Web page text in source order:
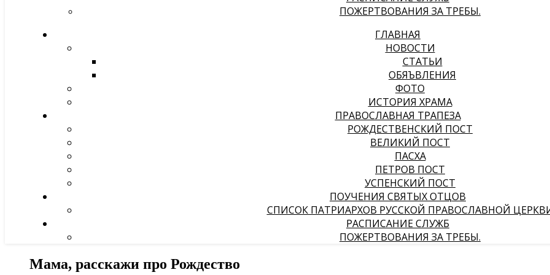
ПОЖЕРТВОВАНИЯ ЗА ТРЕБЫ.
ГЛАВНАЯ
НОВОСТИ
СТАТЬИ
ОБЯЪВЛЕНИЯ
ФОТО
ИСТОРИЯ ХРАМА
ПРАВОСЛАВНАЯ ТРАПЕЗА
РОЖДЕСТВЕНСКИЙ ПОСТ
ВЕЛИКИЙ ПОСТ
ПАСХА
ПЕТРОВ ПОСТ
УСПЕНСКИЙ ПОСТ
ПОУЧЕНИЯ СВЯТЫХ ОТЦОВ
СПИСОК ПАТРИАРХОВ РУССКОЙ ПРАВОСЛАВНОЙ
РАСПИСАНИЕ СЛУЖБ
ПОЖЕРТВОВАНИЯ ЗА ТРЕБЫ.
Мама, расскажи про Рождество